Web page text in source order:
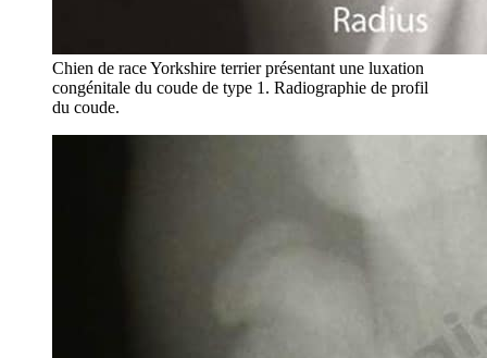
Chien de race Yorkshire terrier présentant une luxation
congénitale du coude de type 1. Radiographie de profil
du coude.